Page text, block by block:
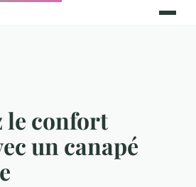
le confort
un canapé